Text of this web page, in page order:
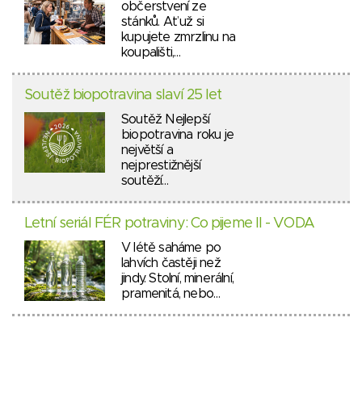
občerstvení ze
stánků. Ať už si
kupujete zmrzlinu na
koupališti,…
Soutěž biopotravina slaví 25 let
Soutěž Nejlepší
biopotravina roku je
největší a
nejprestižnější
soutěží…
Letní seriál FÉR potraviny: Co pijeme II - VODA
V létě saháme po
lahvích častěji než
jindy. Stolní, minerální,
pramenitá, nebo…